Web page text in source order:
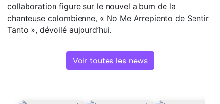
collaboration figure sur le nouvel album de la
chanteuse colombienne, « No Me Arrepiento de Sentir
Tanto », dévoilé aujourd’hui.
Voir toutes les news